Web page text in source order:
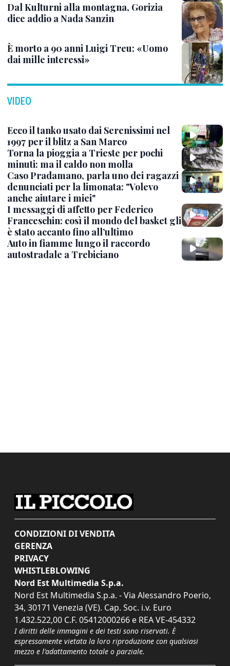
Dal Kulturni alla montagna, Gorizia
dice addio a Nada Sanzin
È morto a 90 anni Luigi Treu: «Uomo
dai mille interessi»
VIDEO
Ecco il tanko usato dai Serenissimi nel
1997 per il blitz a San Marco
Torna la pioggia a Trieste per pochi
minuti: ma il caldo non molla
Caso Pradamano, parla uno dei ragazzi
denunciati per la limonata: "Volevo
anche aiutare i miei"
I messaggi di affetto per Federico
Franceschin: così il mondo del basket gli
è stato accanto fino all’ultimo
Auto in fiamme lungo il raccordo
autostradale a Trebiciano
CONDIZIONI DI VENDITA
GERENZA
PRIVACY
WHISTLEBLOWING
Nord Est Multimedia S.p.a.
Nord Est Multimedia S.p.a. - Via Alessandro Poerio,
34, 30171 Venezia (VE). Cap. Soc. i.v. Euro
1.432.522,00 C.F. 05412000266 e REA VE-454332
I diritti delle immagini e dei testi sono riservati. È
espressamente vietata la loro riproduzione con qualsiasi
mezzo e l'adattamento totale o parziale.